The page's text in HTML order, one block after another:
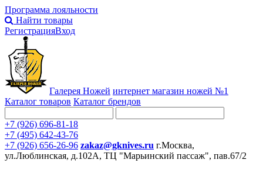
Программа лояльности
Найти товары
РегистрацияВход
Галерея Ножей интернет магазин ножей №1
Каталог товаров Каталог брендов
+7 (926) 696-81-18
+7 (495) 642-43-76
+7 (926) 656-26-96 zakaz@gknives.ru г.Москва,
ул.Люблинская, д.102А, ТЦ "Марьинский пассаж", пав.67/2